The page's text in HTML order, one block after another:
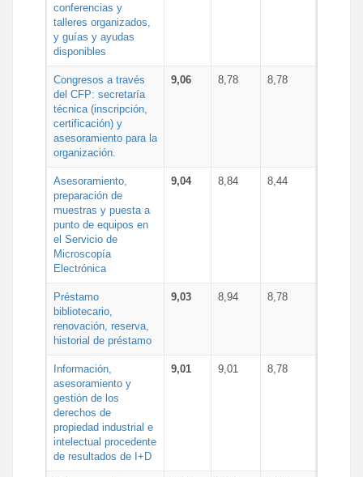
conferencias y
talleres organizados,
y guías y ayudas
disponibles
Congresos a través
del CFP: secretaría
técnica (inscripción,
certificación) y
asesoramiento para la
organización.
9,06 8,78 8,78
Asesoramiento,
preparación de
muestras y puesta a
punto de equipos en
el Servicio de
Microscopía
Electrónica
9,04 8,84 8,44
Préstamo
bibliotecario,
renovación, reserva,
historial de préstamo
9,03 8,94 8,78
Información,
asesoramiento y
gestión de los
derechos de
propiedad industrial e
intelectual procedente
de resultados de I+D
9,01 9,01 8,78